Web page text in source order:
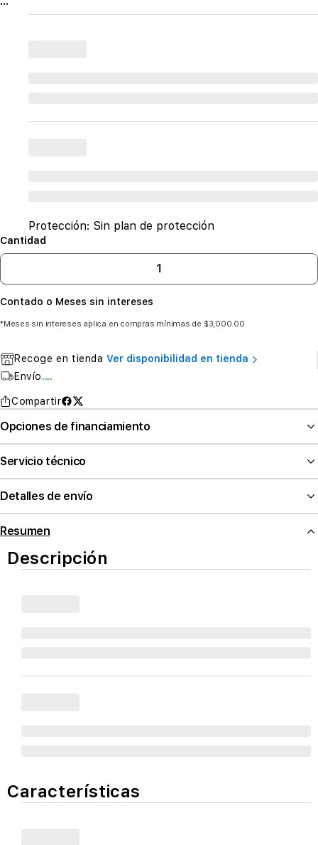
Protección: Sin plan de protección
Cantidad
Contado o Meses sin intereses
*Meses sin intereses aplica en compras mínimas de $3,000.00
Recoge en tienda Ver disponibilidad en tienda
Envío....
Compartir
Opciones de financiamiento
Servicio técnico
Detalles de envío
Resumen
Descripción
Características